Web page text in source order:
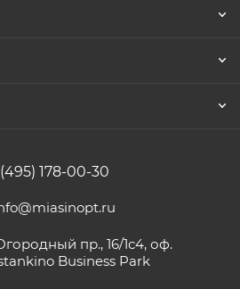
178-00-30
пр., 16/1с4, оф.
Business Park